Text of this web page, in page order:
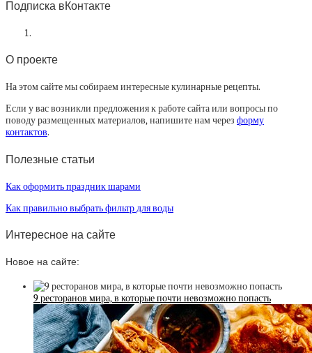
Подписка вКонтакте
О проекте
На этом сайте мы собираем интересные кулинарные рецепты.
Если у вас возникли предложения к работе сайта или вопросы по
поводу размещенных материалов, напишите нам через форму
контактов.
Полезные статьи
Как оформить праздник шарами
Как правильно выбрать фильтр для воды
Интересное на сайте
Новое на сайте:
9 ресторанов мира, в которые почти невозможно попасть